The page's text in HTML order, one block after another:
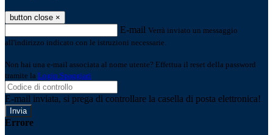
button close ×
E-mail Verrà inviato un messaggio
all'indirizzo indicato con le istruzioni necessarie.
Non hai una e-mail associata al nome utente? Effettua il reset della password
tramite la Login Spaggiari
E-mail inviata, si prega di controllare la casella di posta elettronica!
Errore